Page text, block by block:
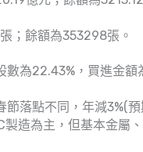
；餘額為353298張。
為22.43%，買進金額
節落點不同，年減3%(
製造為主，但基本金屬